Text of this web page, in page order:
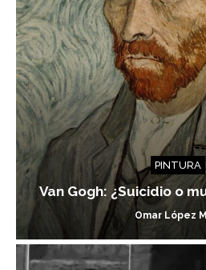
PINTURA
Van Gogh: ¿Suicidio o
Omar López